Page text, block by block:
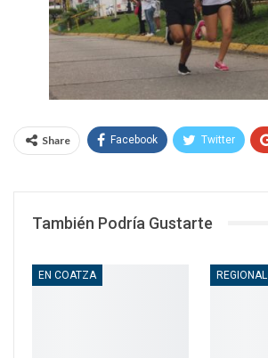
Share Facebook Twitter
También Podría Gustarte
EN COATZA REGIONAL